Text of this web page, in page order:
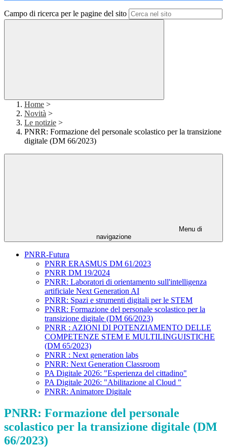
Campo di ricerca per le pagine del sito
Home >
Novità >
Le notizie >
PNRR: Formazione del personale scolastico per la transizione
digitale (DM 66/2023)
Menu di
navigazione
PNRR-Futura
PNRR ERASMUS DM 61/2023
PNRR DM 19/2024
PNRR: Laboratori di orientamento sull'intelligenza
artificiale Next Generation AI
PNRR: Spazi e strumenti digitali per le STEM
PNRR: Formazione del personale scolastico per la
transizione digitale (DM 66/2023)
PNRR : AZIONI DI POTENZIAMENTO DELLE
COMPETENZE STEM E MULTILINGUISTICHE
(DM 65/2023)
PNRR : Next generation labs
PNRR: Next Generation Classroom
PA Digitale 2026: "Esperienza del cittadino"
PA Digitale 2026: "Abilitazione al Cloud "
PNRR: Animatore Digitale
PNRR: Formazione del personale
scolastico per la transizione digitale (DM
66/2023)